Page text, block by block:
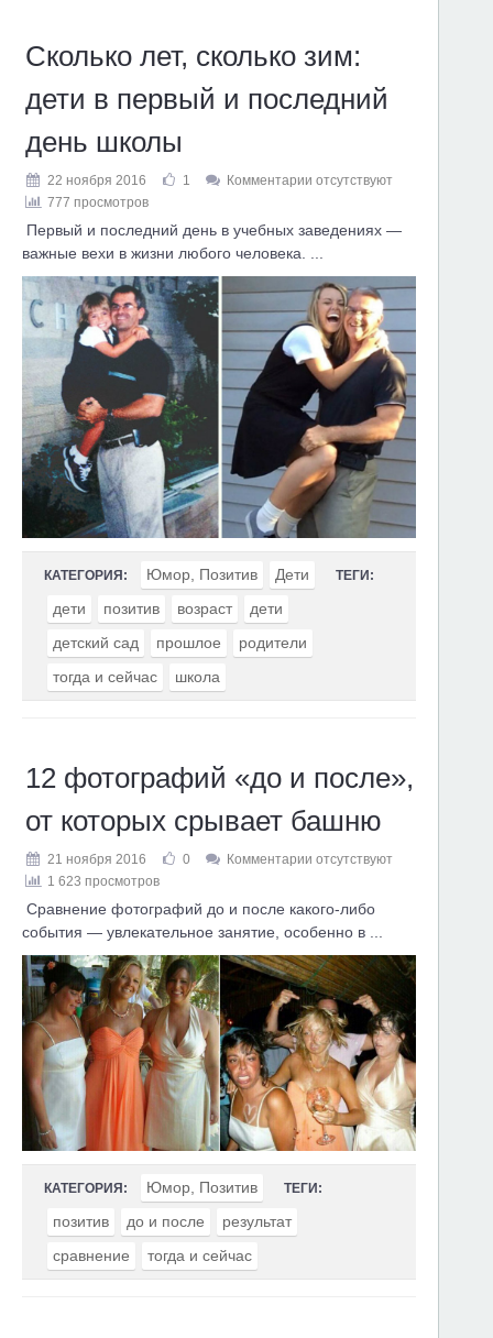
Сколько лет, сколько зим:
дети в первый и последний
день школы
22 ноября 2016 1
Комментарии отсутствуют
777 просмотров
Первый и последний день в учебных заведениях —
важные вехи в жизни любого человека. ...
КАТЕГОРИЯ: Юмор, Позитив Дети ТЕГИ:
дети позитив возраст
дети
детский сад
прошлое
родители
тогда и сейчас
школа
12 фотографий «до и после»,
от которых срывает башню
21 ноября 2016 0
Комментарии отсутствуют
1 623 просмотров
Сравнение фотографий до и после какого-либо
события — увлекательное занятие, особенно в ...
КАТЕГОРИЯ: Юмор, Позитив ТЕГИ:
позитив до и после
результат
сравнение
тогда и сейчас